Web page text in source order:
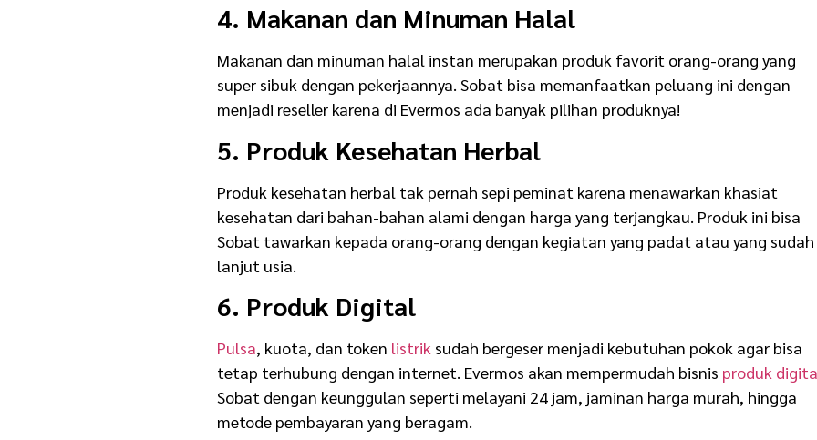
4. Makanan dan Minuman Halal
Makanan dan minuman halal instan merupakan produk favorit orang-orang yang
super sibuk dengan pekerjaannya. Sobat bisa memanfaatkan peluang ini dengan
menjadi reseller karena di Evermos ada banyak pilihan produknya!
5. Produk Kesehatan Herbal
Produk kesehatan herbal tak pernah sepi peminat karena menawarkan khasiat
kesehatan dari bahan-bahan alami dengan harga yang terjangkau. Produk ini bisa
Sobat tawarkan kepada orang-orang dengan kegiatan yang padat atau yang sudah
lanjut usia.
6. Produk Digital
Pulsa, kuota, dan token listrik sudah bergeser menjadi kebutuhan pokok agar bisa
tetap terhubung dengan internet. Evermos akan mempermudah bisnis produk
Sobat dengan keunggulan seperti melayani 24 jam, jaminan harga murah, hingga
metode pembayaran yang beragam.